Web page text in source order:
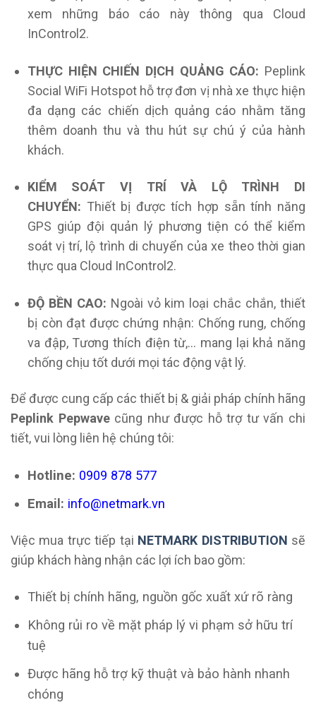
xem những báo
cáo này thông qua Cloud
InControl2.
THỰC HIỆN CHIẾN DỊCH QUẢNG CÁO: Peplink
Social WiFi Hotspot hỗ trợ đơn vị nhà xe thực hiện
đa dạng các chiến dịch quảng cáo nhằm tăng
thêm doanh thu và thu hút sự chú ý của hành
khách.
KIỂM SOÁT VỊ TRÍ VÀ LỘ TRÌNH DI
CHUYỂN: Thiết bị được tích hợp sẵn tính năng
GPS giúp đội quản lý phương tiện có thể kiểm
soát vị trí, lộ trình di chuyển của xe theo thời gian
thực qua Cloud InControl2.
ĐỘ BỀN CAO: Ngoài vỏ kim loại chắc chắn, thiết
bị còn đạt được chứng nhận: Chống rung, chống
va đập, Tương thích điện từ,… mang lại khả năng
chống chịu tốt dưới mọi tác động vật lý.
Để được cung cấp các thiết bị & giải pháp chính hãng
Peplink Pepwavecũng như được hỗ trợ tư vấn chi
tiết, vui lòng liên hệ chúng tôi:
Hotline: 0909 878 577
Email: info@netmark.vn
Việc mua trực tiếp tại NETMARK DISTRIBUTION sẽ
giúp khách hàng nhận các lợi ích bao gồm:
Thiết bị chính hãng, nguồn gốc xuất xứ rõ ràng
Không rủi ro về mặt pháp lý vi phạm sở hữu trí
tuệ
Được hãng hỗ trợ kỹ thuật và bảo hành nhanh
chóng